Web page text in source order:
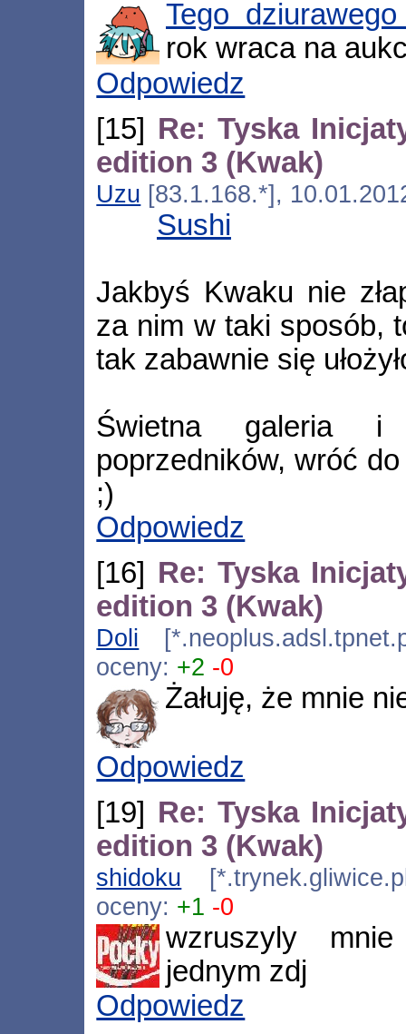
Tego
rok wraca na
Odpowiedz
[15] Re: Tyska
edition 3 (Kwak)
Uzu [83.1.168.*],
Sushi
Jakbyś Kwaku nie
za nim w taki sposób,
tak zabawnie się
Świetna galeria
poprzedników, wróć
;)
Odpowiedz
[16] Re: Tyska
edition 3 (Kwak)
Doli
oceny: +2 -0
Żałuję, że mnie
Odpowiedz
[19] Re: Tyska
edition 3 (Kwak)
shidoku
oceny: +1 -0
wzruszyly
jednym zdj
Odpowiedz